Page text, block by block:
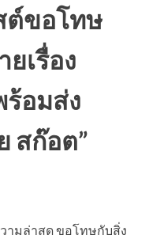
ต์ขอโทษ
เรื่อง
อมส่ง
สก๊อต”
ามล่าสุด ขอโทษกับสิ่ง